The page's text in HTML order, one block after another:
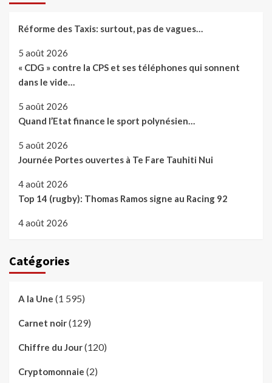
Réforme des Taxis: surtout, pas de vagues…
5 août 2026
« CDG » contre la CPS et ses téléphones qui sonnent
dans le vide…
5 août 2026
Quand l’Etat finance le sport polynésien…
5 août 2026
Journée Portes ouvertes à Te Fare Tauhiti Nui
4 août 2026
Top 14 (rugby): Thomas Ramos signe au Racing 92
4 août 2026
Catégories
A la Une (1 595)
Carnet noir(129)
Chiffre du Jour(120)
Cryptomonnaie (2)